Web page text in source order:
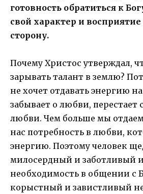
готовность обратиться к
свой характер и
сторону.
Почему Христос утверждал,
зарывать талант в землю?
не хочет отдавать энергию
забывает о любви, перестает
любви. Чем больше мы
нас потребность в любви,
энергию. Поэтому человек
милосердный и заботливый
необходимость в общении с
корыстный и завистливый